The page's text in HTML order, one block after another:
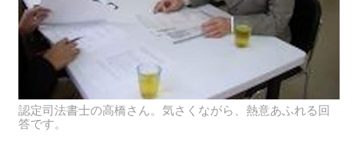
認定司法書士の高橋さん。気さくながら、熱意あふれる回
答です。